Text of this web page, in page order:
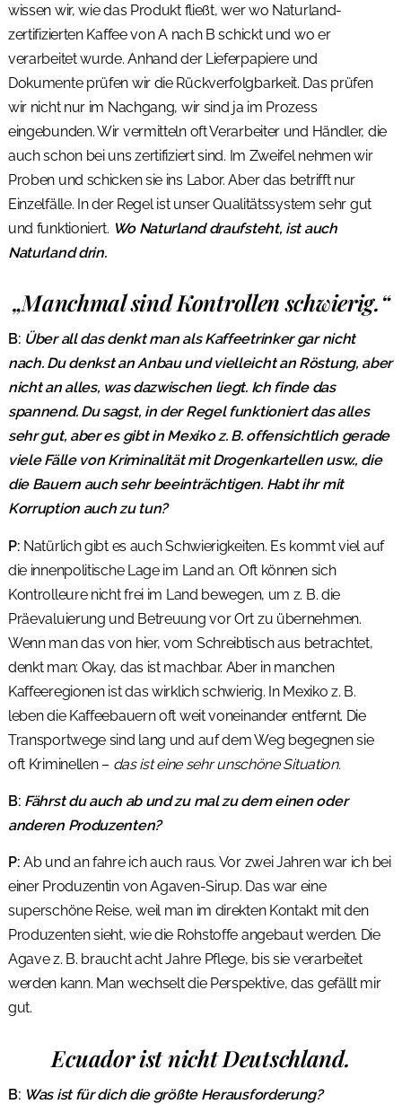
wissen wir, wie das Produkt fließt, wer wo Naturland-
zertifizierten Kaffee von A nach B schickt und wo er
verarbeitet wurde. Anhand der Lieferpapiere und
Dokumente prüfen wir die Rückverfolgbarkeit. Das prüfen
wir nicht nur im Nachgang, wir sind ja im Prozess
eingebunden. Wir vermitteln oft Verarbeiter und Händler, die
auch schon bei uns zertifiziert sind. Im Zweifel nehmen wir
Proben und schicken sie ins Labor. Aber das betrifft nur
Einzelfälle. In der Regel ist unser Qualitätssystem sehr gut
und funktioniert. Wo Naturland draufsteht, ist auch
Naturland drin.
„Manchmal sind Kontrollen schwierig.“
B: Über all das denkt man als Kaffeetrinker gar nicht
nach. Du denkst an Anbau und vielleicht an Röstung, aber
nicht an alles, was dazwischen liegt. Ich finde das
spannend. Du sagst, in der Regel funktioniert das alles
sehr gut, aber es gibt in Mexiko z. B. offensichtlich gerade
viele Fälle von Kriminalität mit Drogenkartellen usw., die
die Bauern auch sehr beeinträchtigen. Habt ihr mit
Korruption auch zu tun?
P: Natürlich gibt es auch Schwierigkeiten. Es kommt viel auf
die innenpolitische Lage im Land an. Oft können sich
Kontrolleure nicht frei im Land bewegen, um z. B. die
Präevaluierung und Betreuung vor Ort zu übernehmen.
Wenn man das von hier, vom Schreibtisch aus betrachtet,
denkt man: Okay, das ist machbar. Aber in manchen
Kaffeeregionen ist das wirklich schwierig. In Mexiko z. B.
leben die Kaffeebauern oft weit voneinander entfernt. Die
Transportwege sind lang und auf dem Weg begegnen sie
oft Kriminellen – das ist eine sehr unschöne Situation.
B: Fährst du auch ab und zu mal zu dem einen oder
anderen Produzenten?
P: Ab und an fahre ich auch raus. Vor zwei Jahren war ich bei
einer Produzentin von Agaven-Sirup. Das war eine
superschöne Reise, weil man im direkten Kontakt mit den
Produzenten sieht, wie die Rohstoffe angebaut werden. Die
Agave z. B. braucht acht Jahre Pflege, bis sie verarbeitet
werden kann. Man wechselt die Perspektive, das gefällt mir
gut.
Ecuador ist nicht Deutschland.
B: Was ist für dich die größte Herausforderung?